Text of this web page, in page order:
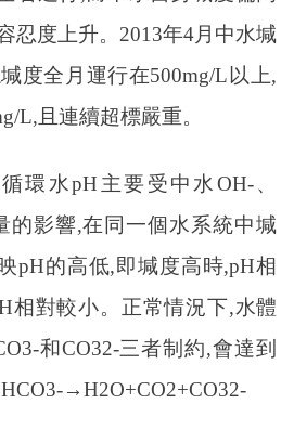
忍度上升。2013年4月中水堿
度全月運行在500mg/L以上,
L,且連續超標嚴重。
環水pH主要受中水OH-、
的影響,在同一個水系統中堿
pH的高低,即堿度高時,pH相
相對較小。正常情況下,水體
和CO32-三者制約,會達到
→H2O+CO2+CO32-